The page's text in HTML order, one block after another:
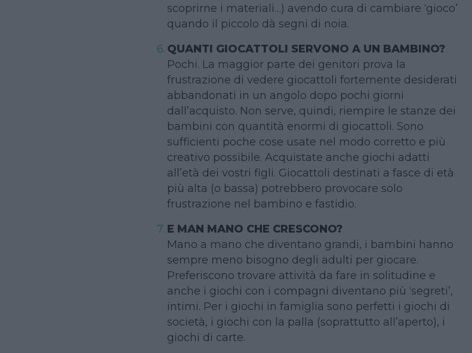
scoprirne i materiali…) avendo cura di cambiare ‘gioco’
quando il piccolo dà segni di noia.
QUANTI GIOCATTOLI SERVONO A UN BAMBINO?
Pochi. La maggior parte dei genitori prova la
frustrazione di vedere giocattoli fortemente desiderati
abbandonati in un angolo dopo pochi giorni
dall’acquisto. Non serve, quindi, riempire le stanze dei
bambini con quantità enormi di giocattoli. Sono
sufficienti poche cose usate nel modo corretto e più
creativo possibile. Acquistate anche giochi adatti
all’età dei vostri figli. Giocattoli destinati a fasce di età
più alta (o bassa) potrebbero provocare solo
frustrazione nel bambino e fastidio.
E MAN MANO CHE CRESCONO?
Mano a mano che diventano grandi, i bambini hanno
sempre meno bisogno degli adulti per giocare.
Preferiscono trovare attività da fare in solitudine e
anche i giochi con i compagni diventano più ‘segreti’,
intimi. Per i giochi in famiglia sono perfetti i giochi di
società, i giochi con la palla (soprattutto all’aperto), i
giochi di carte.